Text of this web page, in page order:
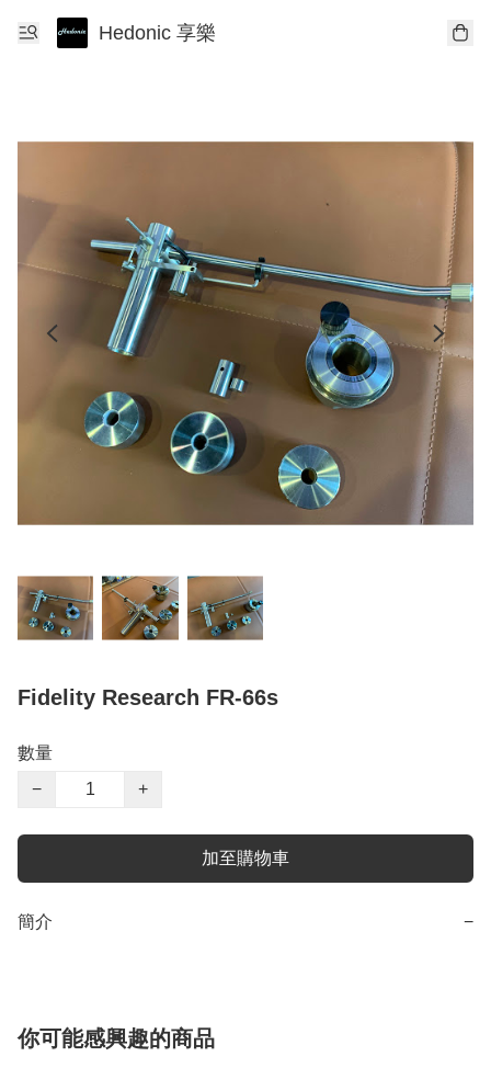
Hedonic 享樂
Fidelity Research FR-66s
數量
−
+
加至購物車
簡介 −
你可能感興趣的商品